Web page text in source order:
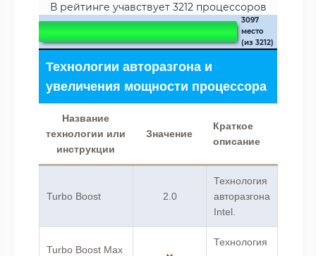
В рейтинге учавствует 3212 процессоров
3097
место
(из 3212)
Технологии авторазгона и
увеличения мощности процессора
Название
технологии или
инструкции
Значение
Краткое
описание
Turbo Boost 2.0
Технология
авторазгона
Intel.
Turbo Boost Max
Технология